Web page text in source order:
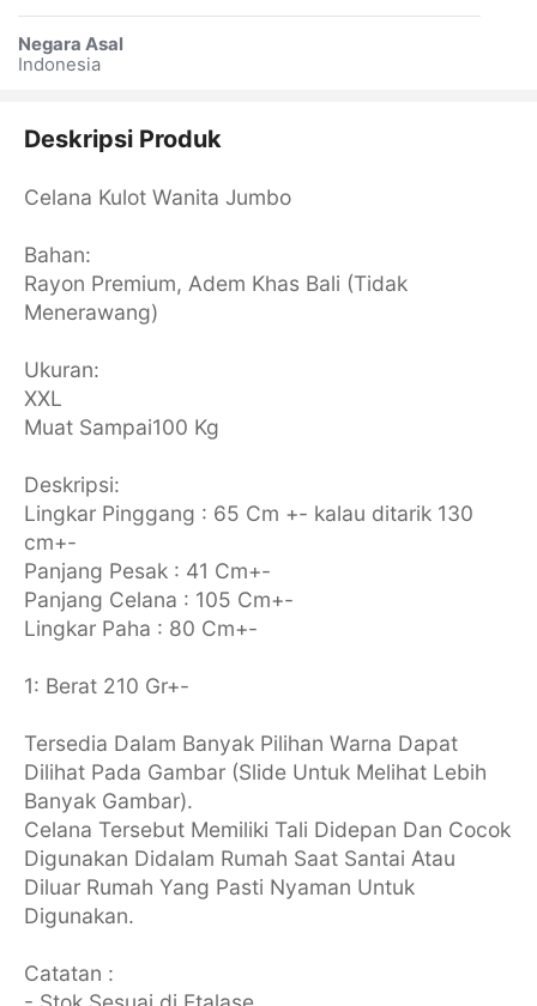
Negara Asal
Indonesia
Deskripsi Produk
Celana Kulot Wanita Jumbo
Bahan:
Rayon Premium, Adem Khas Bali (Tidak
Menerawang)
Ukuran:
XXL
Muat Sampai100 Kg
Deskripsi:
Lingkar Pinggang : 65 Cm +- kalau ditarik 130
cm+-
Panjang Pesak : 41 Cm+-
Panjang Celana : 105 Cm+-
Lingkar Paha : 80 Cm+-
1: Berat 210 Gr+-
Tersedia Dalam Banyak Pilihan Warna Dapat
Dilihat Pada Gambar (Slide Untuk Melihat Lebih
Banyak Gambar).
Celana Tersebut Memiliki Tali Didepan Dan Cocok
Digunakan Didalam Rumah Saat Santai Atau
Diluar Rumah Yang Pasti Nyaman Untuk
Digunakan.
Catatan :